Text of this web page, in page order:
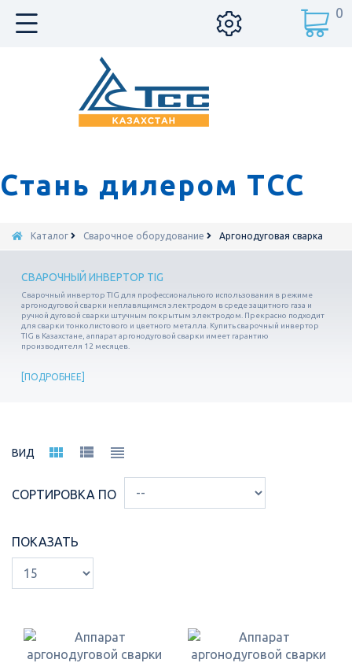
Стань дилером ТСС
0
Каталог Сварочное оборудование Аргонодуговая сварка
СВАРОЧНЫЙ ИНВЕРТОР TIG
Сварочный инвертор TIG для профессионального использования в режиме
аргонодуговой сварки неплавящимся электродом в среде защитного газа и
ручной дуговой сварки штучным покрытым электродом. Прекрасно подходит
для сварки тонколистового и цветного металла. Купить сварочный инвертор
TIG в Казахстане, аппарат аргонодуговой сварки имеет гарантию
производителя 12 месяцев.
ПОДРОБНЕЕ
ВИД
СОРТИРОВКА ПО
ПОКАЗАТЬ